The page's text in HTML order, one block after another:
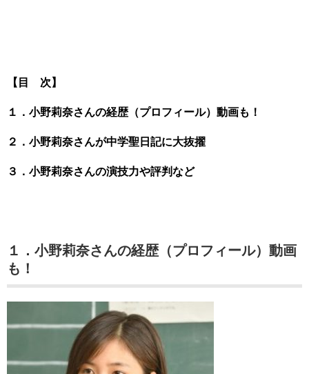
【目 次】
１．小野莉奈さんの経歴（プロフィール）動画も！
２．小野莉奈さんが中学聖日記に大抜擢
３．小野莉奈さんの演技力や評判など
１．小野莉奈さんの経歴（プロフィール）動画
も！